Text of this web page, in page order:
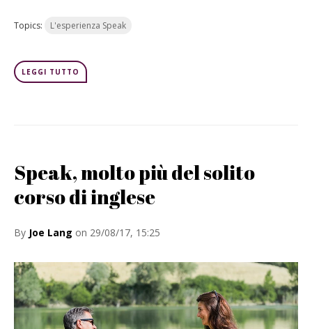
Topics: L'esperienza Speak
LEGGI TUTTO
Speak, molto più del solito
corso di inglese
By Joe Lang on 29/08/17, 15:25